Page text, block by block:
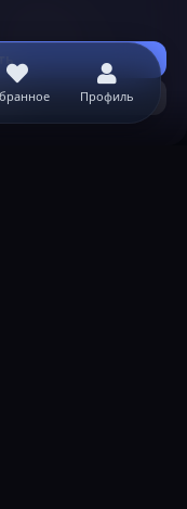
Профиль